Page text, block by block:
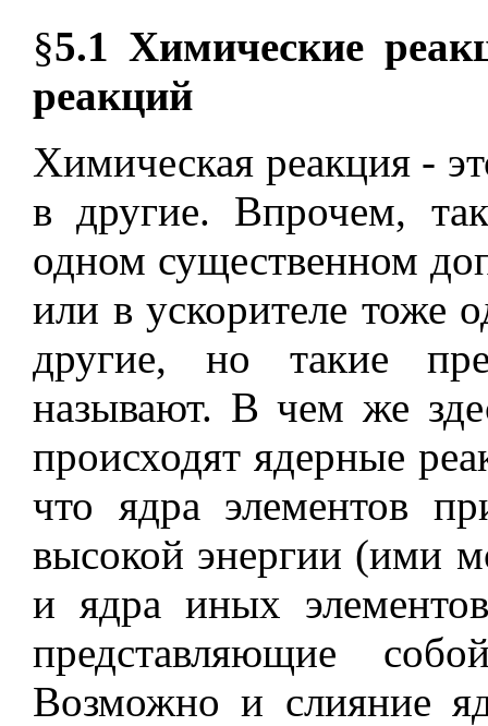
§5.1Химические
реакций
Химическая реакция -
в другие. Впрочем,
одном существенном
или в ускорителе тоже
другие, но такие
называют. В чем же
происходят ядерные
что ядра элементов
высокой энергии (ими
и ядра иных
представляющие
Возможно и слияние